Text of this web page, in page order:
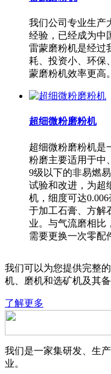
我们公司专业生产
经验，已经成为中
雷蒙磨粉机是经过
耗、投资小、环保
蒙磨粉机效率更高。
超细微粉磨粉机
超细微粉磨粉机是
粉磨主要适用于中
9级以下的非易燃
试验和改进，为超
机，细度可达
于加工石膏、方解
业。与气流磨相比
需要更换一次零配
我们可以为您提供完整
机、磨机和选矿机及其备
了解更多
我们是一家集研发、生
业。